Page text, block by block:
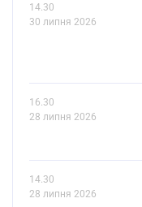
14.30
30 липня 2026
16.30
28 липня 2026
14.30
28 липня 2026